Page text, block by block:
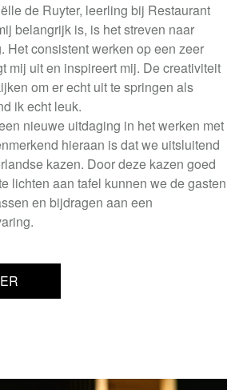
de Ruyter, leerling bij Restaurant
belangrijk is, is het streven naar
Het consistent werken op een zeer
mij uit en inspireert mij. De creativiteit
om er echt uit te springen als
ik echt leuk.
nieuwe uitdaging in het werken met
hieraan is dat we uitsluitend
kazen. Door deze kazen goed
lichten aan tafel kunnen we de gasten
en bijdragen aan een